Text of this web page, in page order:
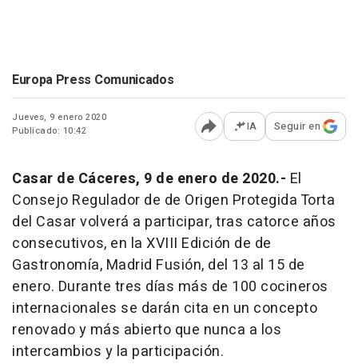
Europa Press Comunicados
Jueves, 9 enero 2020
Publicado: 10:42
Abrir opciones para
IA Seguir en
Casar de Cáceres, 9 de enero de 2020.- El
Consejo Regulador de de Origen Protegida Torta
del Casar volverá a participar, tras catorce años
consecutivos, en la XVIII Edición de de
Gastronomía, Madrid Fusión, del 13 al 15 de
enero. Durante tres días más de 100 cocineros
internacionales se darán cita en un concepto
renovado y más abierto que nunca a los
intercambios y la participación.